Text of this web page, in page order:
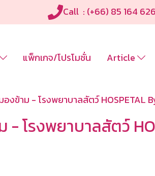
Call : (+66) 85 164
แพ็กเกจ/โปรโมชั่น Article
ข้าม - โรงพยาบาลสัตว์ HOSPETAL
โรงพยาบาลสัตว์